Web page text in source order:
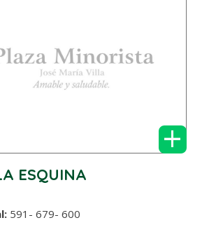
+
ESQUINA
591- 679- 600